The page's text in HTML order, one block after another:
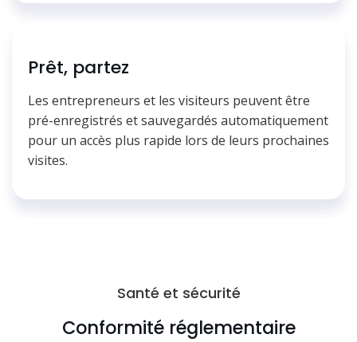
Prêt, partez
Les entrepreneurs et les visiteurs peuvent être
pré-enregistrés et sauvegardés automatiquement
pour un accès plus rapide lors de leurs prochaines
visites.
Santé et sécurité
Conformité réglementaire